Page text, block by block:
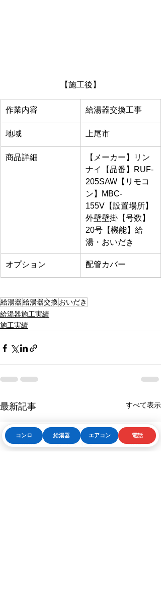
【施工後】
作業内容 給湯器交換工事
地域 上尾市
商品詳細
【メーカー】リン
ナイ【品番】RUF-
205SAW【リモコ
ン】MBC-
155V【設置場所】
外壁壁掛【号数】
20号【機能】給
湯・おいだき
オプション 配管カバー
給湯器給湯器交換おいだき
給湯器施工実績
施工実績
最新記事 すべて表示
Phone お問い合わせフォーム LINE
コンロ 給湯器 エアコン 電話